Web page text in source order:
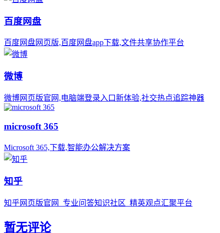
百度网盘
百度网盘网页版,百度网盘app下载,文件共享协作平台
微博
微博网页版官网,电脑端登录入口新体验,社交热点追踪神器
microsoft 365
Microsoft 365,下载,智能办公解决方案
知乎
知乎网页版官网_专业问答知识社区_精英观点汇聚平台
暂无评论